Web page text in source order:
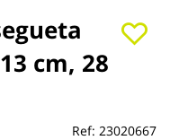
cm, 28
Ref: 23020667